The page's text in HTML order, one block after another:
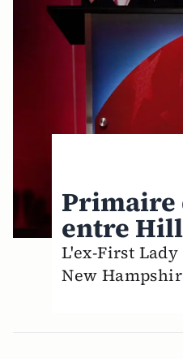
Primaire
entre
L'ex-First
New